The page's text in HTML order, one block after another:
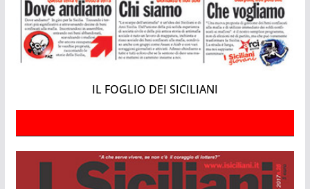
IL FOGLIO DEI SICILIANI